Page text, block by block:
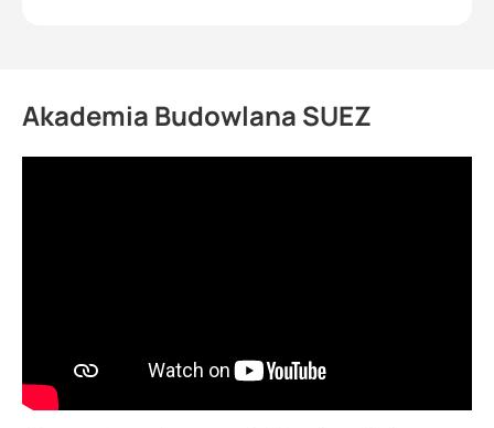
Akademia Budowlana SUEZ